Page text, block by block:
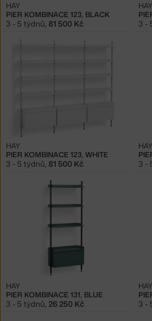
PIER KOMBINACE 123, BLACK
HAY
3 - 5 týdnů, 81 500 Kč
HAY
3 -
PIER KOMBINACE 123, WHITE
HAY
3 - 5 týdnů, 81 500 Kč
HAY
3 -
PIER KOMBINACE 131, BLUE
HAY
3 - 5 týdnů, 26 250 Kč
HAY
3 -